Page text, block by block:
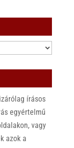
írásos
egyértelmű
vagy
azok a